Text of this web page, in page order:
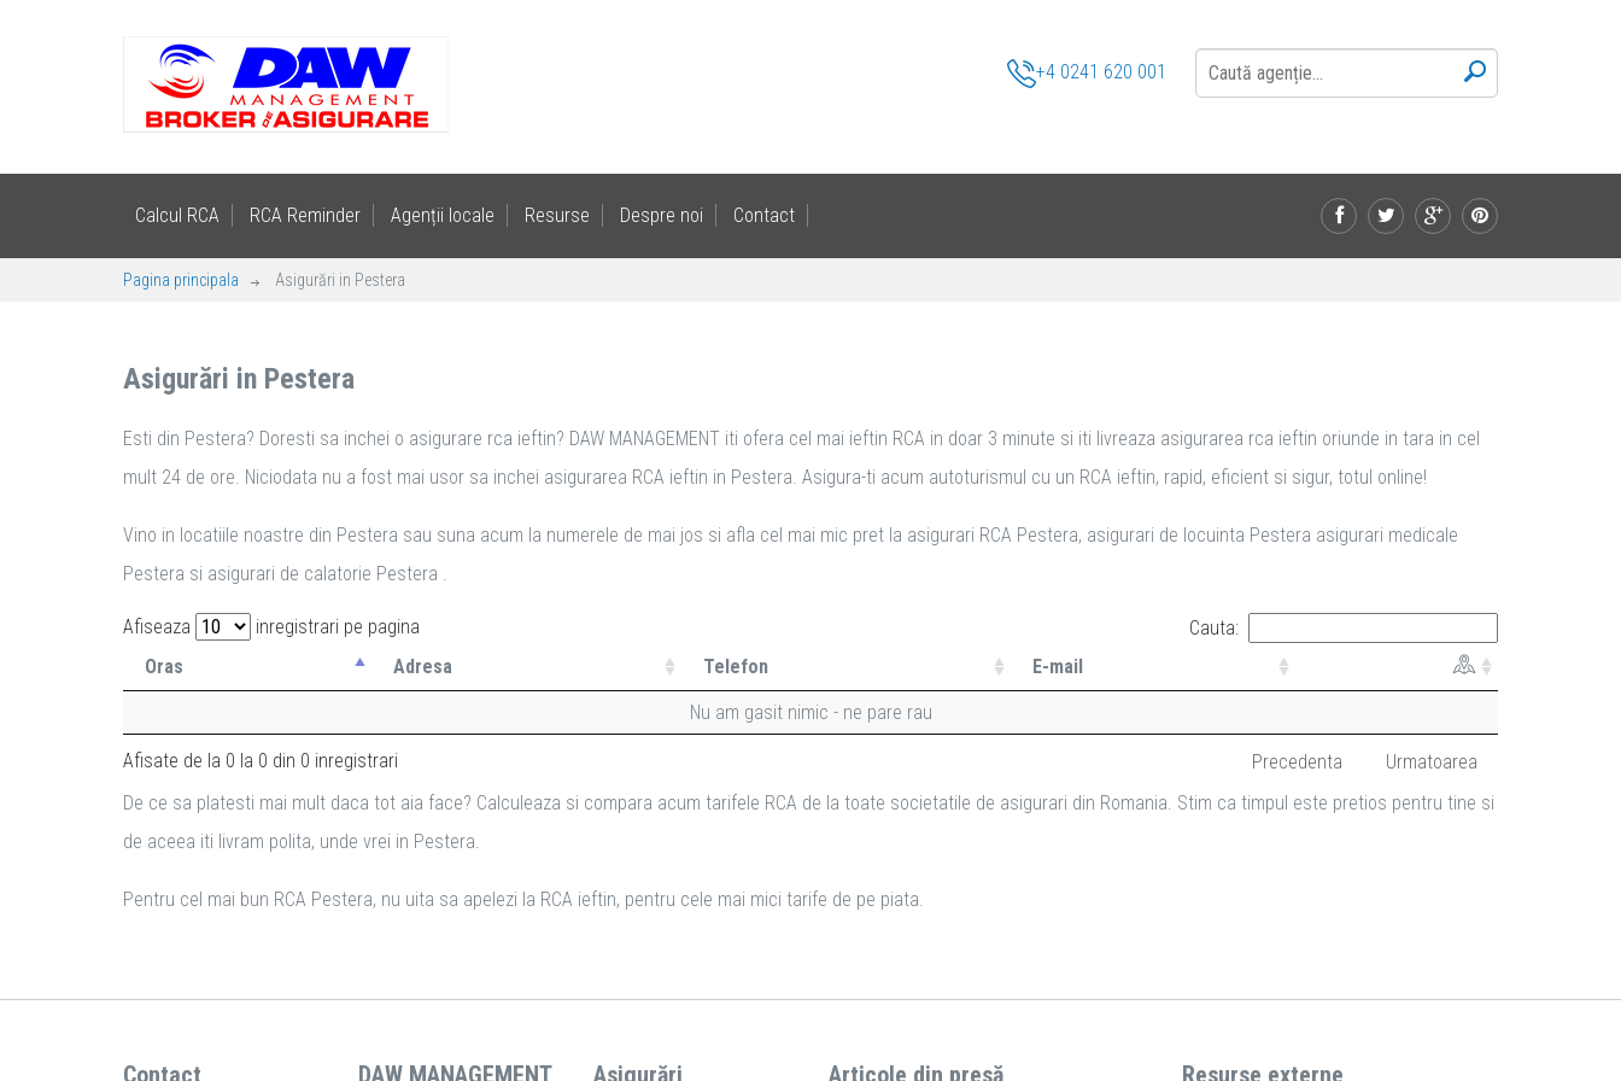
+4 0241 620 001
Calcul RCA RCA Reminder Agenții locale Resurse Despre noi Contact
Pagina principala Asigurări in Pestera
Asigurări in Pestera
Esti din Pestera? Doresti sa inchei o asigurare rca ieftin? DAW MANAGEMENT iti ofera cel mai ieftin RCA in doar 3 minute si iti livreaza asigurarea rca ieftin oriunde in tara in cel
mult 24 de ore. Niciodata nu a fost mai usor sa inchei asigurarea RCA ieftin in Pestera. Asigura-ti acum autoturismul cu un RCA ieftin, rapid, eficient si sigur, totul online!
Vino in locatiile noastre din Pestera sau suna acum la numerele de mai jos si afla cel mai mic pret la asigurari RCA Pestera, asigurari de locuinta Pestera asigurari medicale
Pestera si asigurari de calatorie Pestera .
Afiseaza inregistrari pe pagina
Cauta:
Oras
Adresa Telefon
E-mail
Nu am gasit nimic - ne pare rau
Afisate de la 0 la 0 din 0 inregistrari Precedenta
Urmatoarea
De ce sa platesti mai mult daca tot aia face? Calculeaza si compara acum tarifele RCA de la toate societatile de asigurari din Romania. Stim ca timpul este pretios pentru tine si
de aceea iti livram polita, unde vrei in Pestera.
Pentru cel mai bun RCA Pestera, nu uita sa apelezi la RCA ieftin, pentru cele mai mici tarife de pe piata.
Contact DAW MANAGEMENT Asigurări Articole din presă Resurse externe